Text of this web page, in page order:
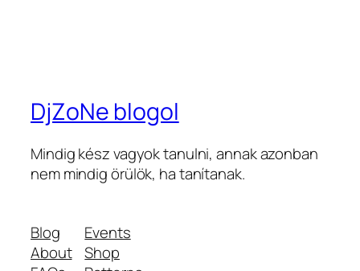
DjZoNe blogol
Mindig kész vagyok tanulni, annak azonban
nem mindig örülök, ha tanítanak.
Blog
About
Events
Shop